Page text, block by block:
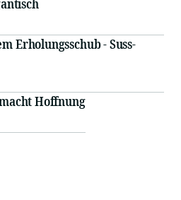
Erholungsschub - Suss-
Hoffnung